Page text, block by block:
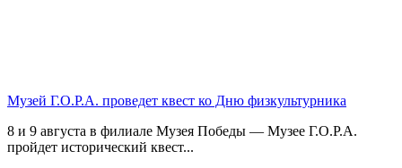
Музей Г.О.Р.А. проведет квест ко Дню физкультурника
8 и 9 августа в филиале Музея Победы — Музее Г.О.Р.А.
пройдет исторический квест...